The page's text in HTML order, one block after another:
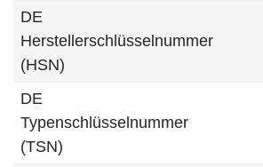
DE
Herstellerschlüsselnummer
(HSN)
DE
Typenschlüsselnummer
(TSN)